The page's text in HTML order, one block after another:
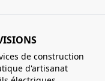
de construction
d'artisanat